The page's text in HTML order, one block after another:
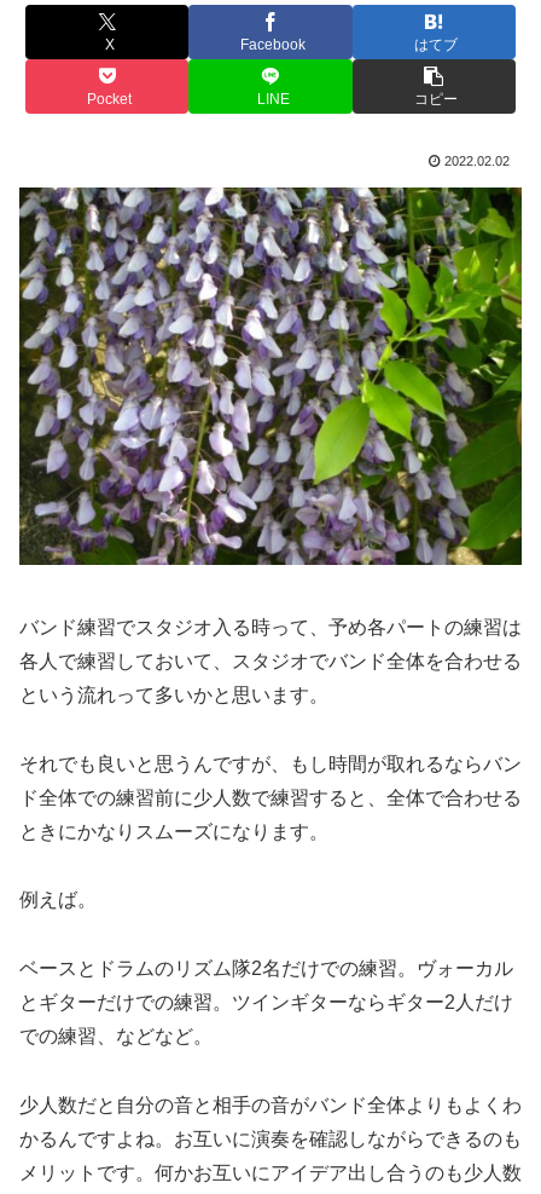
X Facebook はてブ
Pocket LINE コピー
2022.02.02
バンド練習でスタジオ入る時って、予め各パートの練習は
各人で練習しておいて、スタジオでバンド全体を合わせる
という流れって多いかと思います。
それでも良いと思うんですが、もし時間が取れるならバン
ド全体での練習前に少人数で練習すると、全体で合わせる
ときにかなりスムーズになります。
例えば。
ベースとドラムのリズム隊2名だけでの練習。ヴォーカル
とギターだけでの練習。ツインギターならギター2人だけ
での練習、などなど。
少人数だと自分の音と相手の音がバンド全体よりもよくわ
かるんですよね。お互いに演奏を確認しながらできるのも
メリットです。何かお互いにアイデア出し合うのも少人数